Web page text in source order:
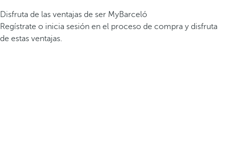
Disfruta de las ventajas de ser MyBarceló
Regístrate o inicia sesión en el proceso de compra y disfruta
de estas ventajas.